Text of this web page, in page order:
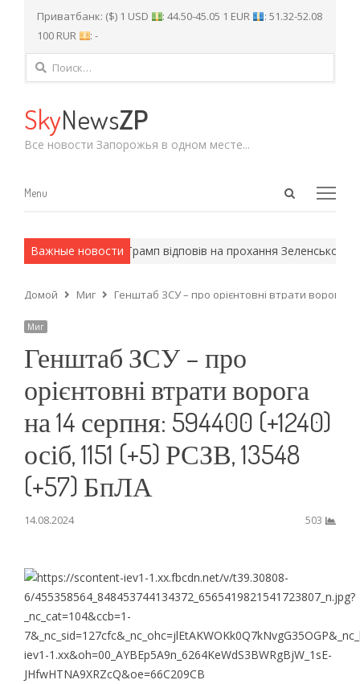
Приватбанк: ($) 1 USD : 44.50-45.05 1 EUR
: 51.32-52.08
100 RUR
: -
Найти:
SkyNewsZP
Все новости Запорожья в одном месте...
Open
Menu
Menu
Важные новости
методы. Трамп відповів на прохання Зеленського
Домой Миг Генштаб ЗСУ – про орієнтовні втрати ворога
Миг
Генштаб ЗСУ – про
орієнтовні втрати ворога
на 14 серпня: 594400 (+1240)
осіб, 1151 (+5) РСЗВ, 13548
(+57) БпЛА
14.08.2024 503